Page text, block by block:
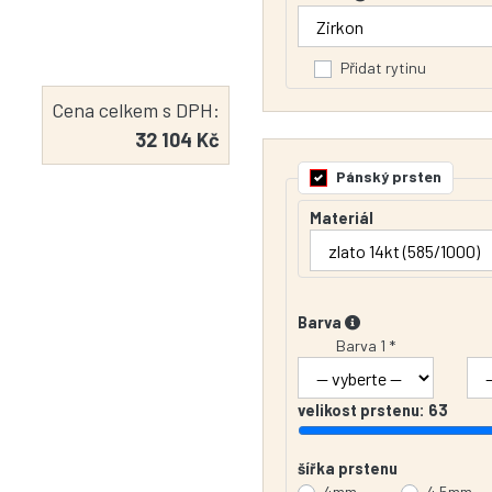
Cena celkem s DPH:
32 104 Kč
Přidat rytinu
Pánský prsten
Materiál
Barva
Barva 1 *
velikost prstenu: 63
šířka prstenu